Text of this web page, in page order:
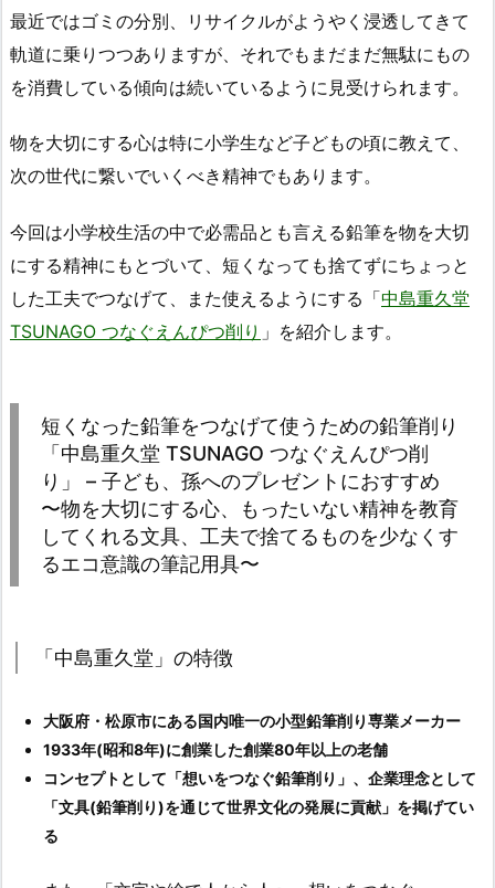
最近ではゴミの分別、リサイクルがようやく浸透してきて
軌道に乗りつつありますが、それでもまだまだ無駄にもの
を消費している傾向は続いているように見受けられます。
物を大切にする心は特に小学生など子どもの頃に教えて、
次の世代に繋いでいくべき精神でもあります。
今回は小学校生活の中で必需品とも言える鉛筆を物を大切
にする精神にもとづいて、短くなっても捨てずにちょっと
した工夫でつなげて、また使えるようにする「中島重久堂
TSUNAGO つなぐえんぴつ削り 」を紹介します。
短くなった鉛筆をつなげて使うための鉛筆削り
「中島重久堂 TSUNAGO つなぐえんぴつ削
り」 – 子ども、孫へのプレゼントにおすすめ
〜物を大切にする心、もったいない精神を教育
してくれる文具、工夫で捨てるものを少なくす
るエコ意識の筆記用具〜
「中島重久堂」の特徴
大阪府・松原市にある国内唯一の小型鉛筆削り専業メーカー
1933年(昭和8年)に創業した創業80年以上の老舗
コンセプトとして「想いをつなぐ鉛筆削り」、企業理念として
「文具(鉛筆削り)を通じて世界文化の発展に貢献」を掲げてい
る